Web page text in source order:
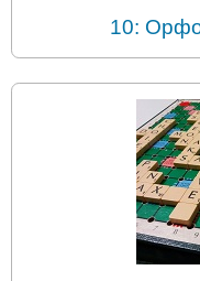
10: